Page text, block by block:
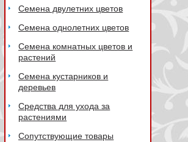
Семена двулетних цветов
Семена однолетних цветов
Семена комнатных цветов и
растений
Семена кустарников и
деревьев
Средства для ухода за
растениями
Сопутствующие товары